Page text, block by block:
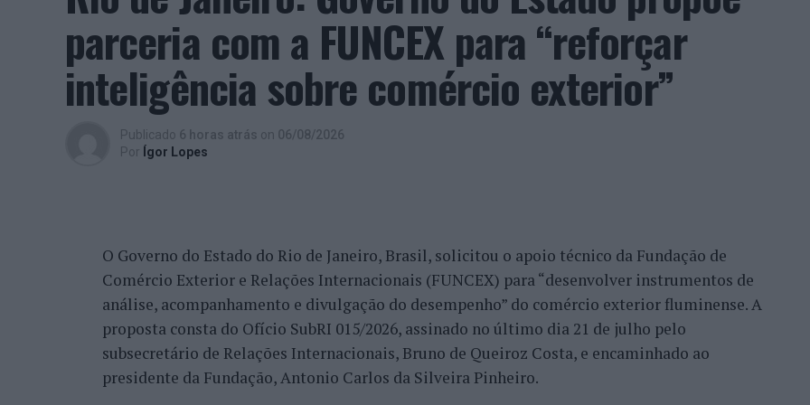
“O meu sentimento é de promessa cumprida, promessa conquistada e é isto que eu faço.
Aquilo que eu cumpro, para mim, é glorioso, na medida em que as pessoas sentem a
satisfação, tal como eu, de todo o trabalho que nós temos feito, no fundo, por uma
comunidade que é grande, não só pela Covilhã, Belmonte, Fundão, Manteigas, tenho feito um
trabalho de divulgação e de ação”, descreveu este consultor, que acrescentou que esse
reconhecimento se reflete igualmente na confiança demonstrada por clientes nacionais e
venda do imóvel deles, para comprar um imóvel, para um desenvolvimento turístico”,
revelou.
A procura internacional e a transformação da habitação impulsionam o
“crescimento da região”
parceria com a FUNCEX para “reforçar
inteligência sobre comércio exterior”
Publicado 6 horas atrás on 06/08/2026
Por Ígor Lopes
O Governo do Estado do Rio de Janeiro, Brasil, solicitou o apoio técnico da Fundação de
Comércio Exterior e Relações Internacionais (FUNCEX) para “desenvolver instrumentos de
análise, acompanhamento e divulgação do desempenho” do comércio exterior fluminense. A
proposta consta do Ofício SubRI 015/2026, assinado no último dia 21 de julho pelo
subsecretário de Relações Internacionais, Bruno de Queiroz Costa, e encaminhado ao
presidente da Fundação, Antonio Carlos da Silveira Pinheiro.